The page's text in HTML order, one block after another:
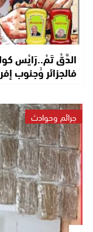
الدَّقْ تَمْ..رَايْس
فالجزائر وُجنوب
جرائم وحوادث